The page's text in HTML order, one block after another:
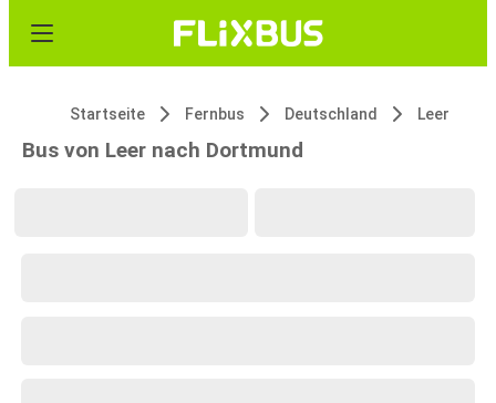
Startseite Fernbus Deutschland Leer
Bus von Leer nach Dortmund